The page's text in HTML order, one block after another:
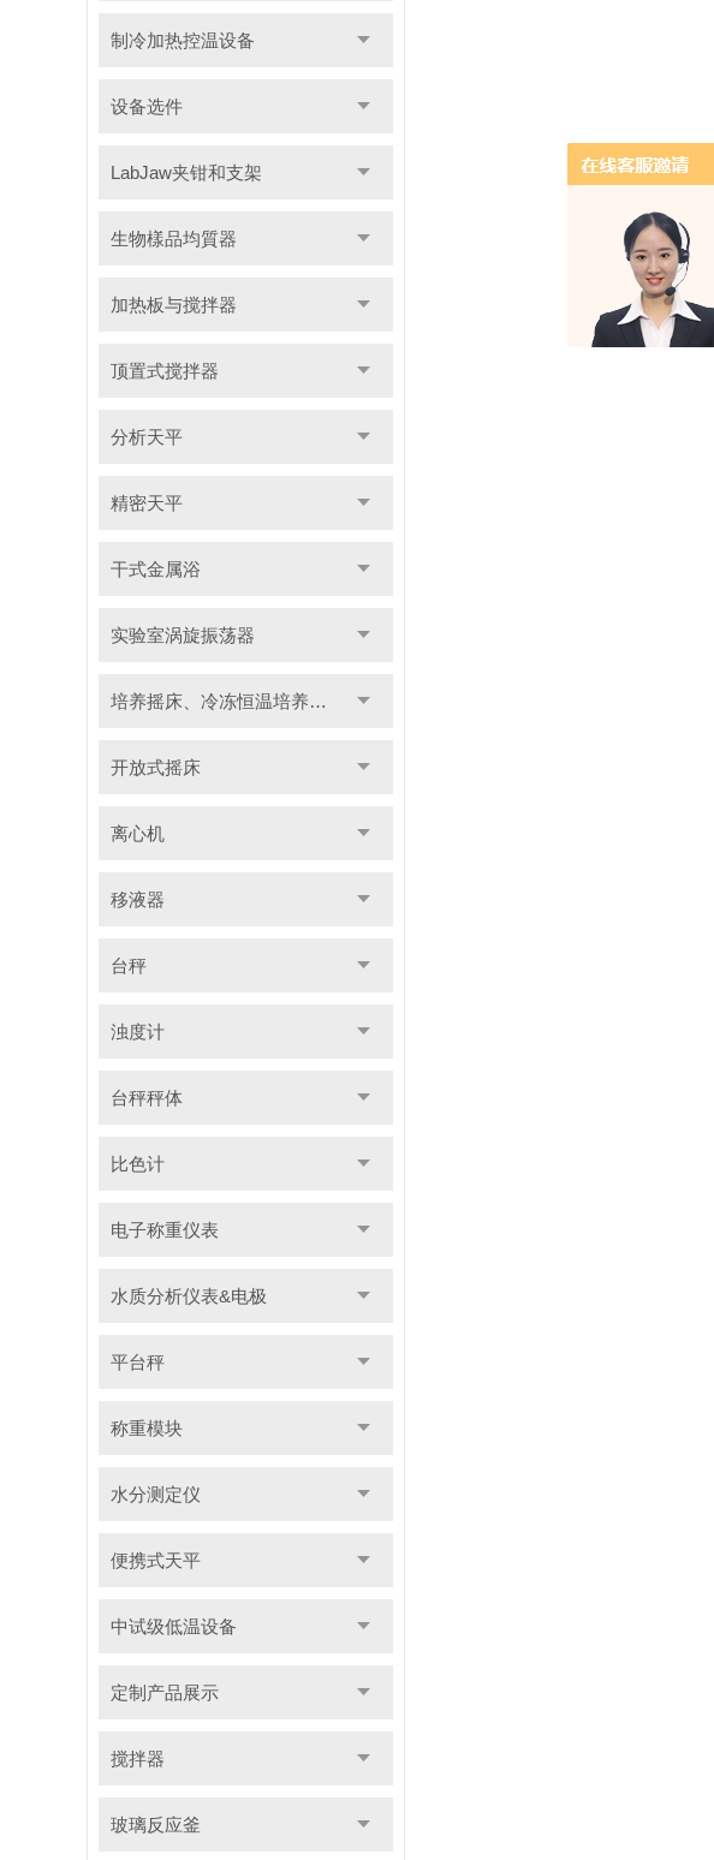
制冷加热控温设备
设备选件
LabJaw夹钳和支架
生物樣品均質器
加热板与搅拌器
顶置式搅拌器
分析天平
精密天平
干式金属浴
实验室涡旋振荡器
培养摇床、冷冻恒温培养摇床
开放式摇床
离心机
移液器
台秤
浊度计
台秤秤体
比色计
电子称重仪表
水质分析仪表&电极
平台秤
称重模块
水分测定仪
便携式天平
中试级低温设备
定制产品展示
搅拌器
玻璃反应釜